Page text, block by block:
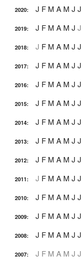
2020: J F M A M J J
2019: J F M A M J J
2018: J F M A M J J
2017: J F M A M J J
2016: J F M A M J J
2015: J F M A M J J
2014: J F M A M J J
2013: J F M A M J J
2012: J F M A M J J
2011: J F M A M J J
2010: J F M A M J J
2009: J F M A M J J
2008: J F M A M J J
2007: J F M A M J J